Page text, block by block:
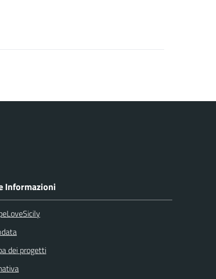
Informazioni
dei progetti